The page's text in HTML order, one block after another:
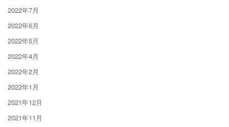
2022年7月
2022年6月
2022年5月
2022年4月
2022年2月
2022年1月
2021年12月
2021年11月